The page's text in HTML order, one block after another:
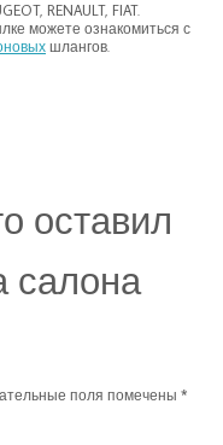
RENAULT, FIAT.
можете ознакомиться с
шлангов.
оставил
салона
поля помечены *